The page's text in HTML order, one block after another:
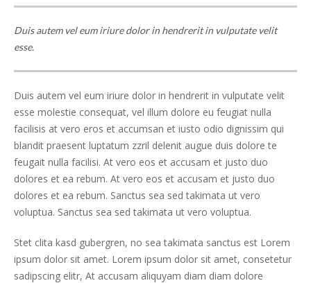
Duis autem vel eum iriure dolor in hendrerit in vulputate velit
esse.
Duis autem vel eum iriure dolor in hendrerit in vulputate velit
esse molestie consequat, vel illum dolore eu feugiat nulla
facilisis at vero eros et accumsan et iusto odio dignissim qui
blandit praesent luptatum zzril delenit augue duis dolore te
feugait nulla facilisi. At vero eos et accusam et justo duo
dolores et ea rebum. At vero eos et accusam et justo duo
dolores et ea rebum. Sanctus sea sed takimata ut vero
voluptua. Sanctus sea sed takimata ut vero voluptua.
Stet clita kasd gubergren, no sea takimata sanctus est Lorem
ipsum dolor sit amet. Lorem ipsum dolor sit amet, consetetur
sadipscing elitr, At accusam aliquyam diam diam dolore